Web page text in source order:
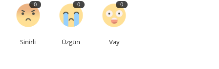
0
Sinirli
0
Üzgün
0
Vay